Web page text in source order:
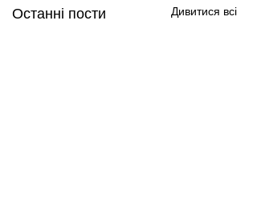
Останні пости Дивитися всі